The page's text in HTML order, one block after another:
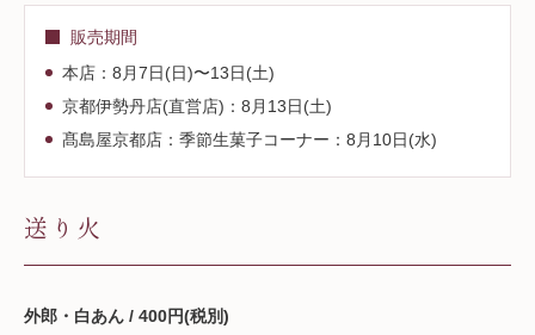
販売期間
本店：8月7日(日)〜13日(土)
京都伊勢丹店(直営店)：8月13日(土)
髙島屋京都店：季節生菓子コーナー：8月10日(水)
送り火
外郎・白あん / 400円(税別)